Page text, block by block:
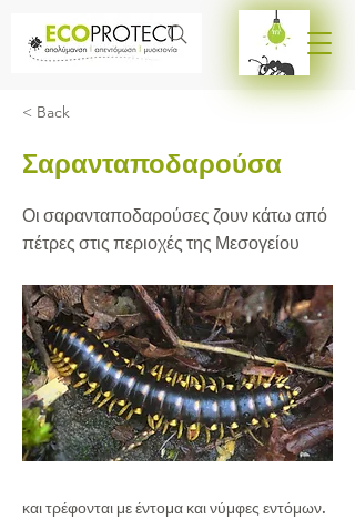
< Back
Σαρανταποδαρούσα
Οι σαρανταποδαρούσες ζουν κάτω από
πέτρες στις περιοχές της Μεσογείου
και τρέφονται με έντομα και νύμφες εντόμων.